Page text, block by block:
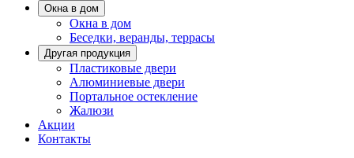
Окна в дом
Окна в дом
Беседки, веранды, террасы
Другая продукция
Пластиковые двери
Алюминиевые двери
Портальное остекление
Жалюзи
Акции
Контакты